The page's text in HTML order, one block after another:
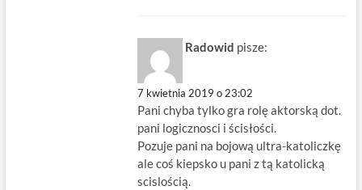
Radowid pisze:
7 kwietnia 2019 o 23:02
Pani chyba tylko gra rolę aktorską dot.
pani logicznosci i ścisłości.
Pozuje pani na bojową ultra-katoliczkę
ale coś kiepsko u pani z tą katolicką
scislością.